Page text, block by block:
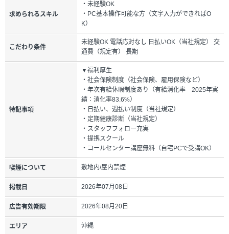
求められるスキル
・未経験OK
・PC基本操作可能な方（文字入力ができればO
K）
こだわり条件
未経験OK 電話応対なし 日払いOK（当社規定） 交
通費（規定有） 長期
特記事項
▼福利厚生
・社会保険制度（社会保険、雇用保険など）
・年次有給休暇制度あり（有給消化率 2025年実
績：消化率83.6%）
・日払い、週払い制度（当社規定）
・定期健康診断（当社規定）
・スタッフフォロー充実
・提携スクール
・コールセンター講座無料（自宅PCで受講OK）
喫煙について 敷地内/屋内禁煙
掲載日 2026年07月08日
広告有効期限 2026年08月20日
エリア 沖縄